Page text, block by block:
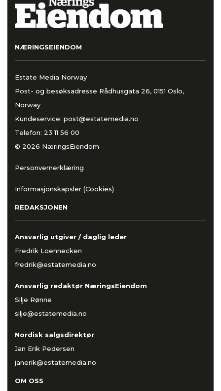
NÆRINGSEIENDOM
Estate Media Norway
Post- og besøksadresse Rådhusgata 26, 0151 Oslo,
Norway
Kundeservice: post@estatemedia.no
Telefon: 23 11 56 00
© 2026 NæringsEiendom
Personvernerklæring
Informasjonskapsler (Cookies)
REDAKSJONEN
Ansvarlig utgiver / daglig leder
Fredrik Loennecken
fredrik@estatemedia.no
Ansvarlig redaktør NæringsEiendom
Silje Rønne
silje@estatemedia.no
Nordisk salgsdirektør
Jan Erik Pedersen
janerik@estatemedia.no
OM OSS